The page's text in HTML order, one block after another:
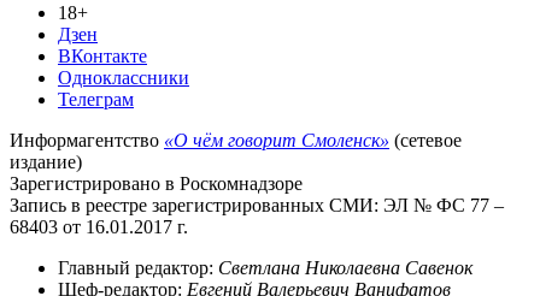
18+
Дзен
ВКонтакте
Одноклассники
Телеграм
Информагентство «О чём говорит Смоленск» (сетевое
издание)
Зарегистрировано в Роскомнадзоре
Запись в реестре зарегистрированных СМИ: ЭЛ № ФС 77 –
68403 от 16.01.2017 г.
Главный редактор: Светлана Николаевна Савенок
Шеф-редактор: Евгений Валерьевич Ванифатов